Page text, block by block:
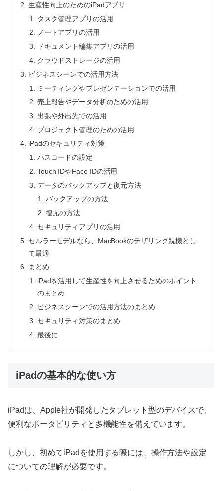
生産性向上のためのiPadアプリ
タスク管理アプリの活用
ノートアプリの活用
ドキュメント編集アプリの活用
クラウドストレージの活用
ビジネスシーンでの活用方法
ミーティングやプレゼンテーションでの活用
売上報告やデータ分析のための活用
出張や外出先での活用
プロジェクト管理のための活用
iPadのセキュリティ対策
パスコードの設定
Touch IDやFace IDの活用
データのバックアップと復元方法
バックアップの方法
復元の方法
セキュリティアプリの活用
セルラーモデルなら、MacBookのテザリング親機とし
て最適
まとめ
iPadを活用して生産性を向上させるためのポイント
のまとめ
ビジネスシーンでの活用方法のまとめ
セキュリティ対策のまとめ
最後に
iPadの基本的な使い方
iPadは、Apple社が開発したタブレット型のデバイスで、
便利なポータビリティと多機能性を備えています。
しかし、初めてiPadを使用する際には、操作方法や設定
についての理解が必要です。